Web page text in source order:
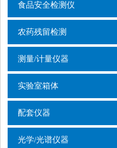
食品安全检测仪
农药残留检测
测量/计量仪器
实验室箱体
配套仪器
光学/光谱仪器